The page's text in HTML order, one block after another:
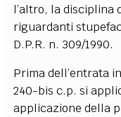
l’altro, la disciplina
riguardanti
D.P.R. n. 309/1990.
Prima dell’entrata
240-bis c.p. si
applicazione della